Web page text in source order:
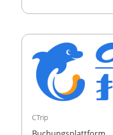
CTrip